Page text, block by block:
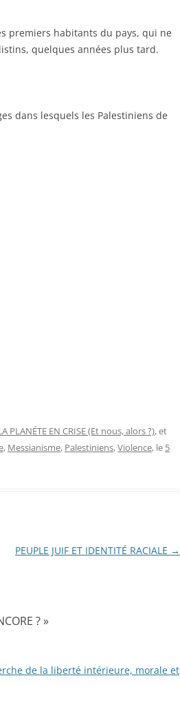
premiers habitants du pays, qui ne
quelques années plus tard.
dans lesquels les Palestiniens de
PLANÉTE EN CRISE (Et nous, alors ?), et
, Messianisme, Palestiniens,Violence, le 5
PEUPLE JUIF ET IDENTITÉ RACIALE →
?»
de la liberté intérieure, morale et